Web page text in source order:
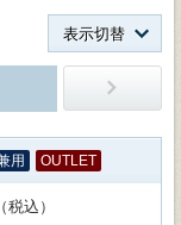
表示切替
用 OUTLET
税込）